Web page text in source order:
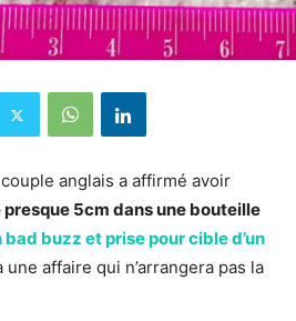
anglais a affirmé avoir
5cm dans une bouteille
bad buzz et prise pour cible d’un
une affaire qui n’arrangera pas la